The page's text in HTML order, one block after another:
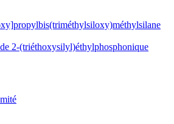
2-(triéthoxysilyl)éthylphosphonique